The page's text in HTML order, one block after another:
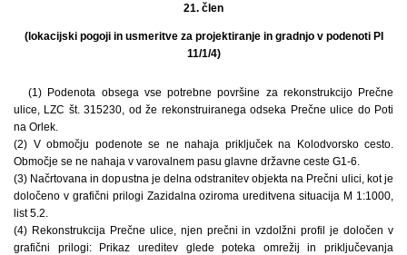
21. člen
(lokacijski pogoji in usmeritve za projektiranje in gradnjo v podenoti PI
11/1/4)
(1) Podenota obsega vse potrebne površine za rekonstrukcijo Prečne
ulice, LZC št. 315230, od že rekonstruiranega odseka Prečne ulice do Poti
na Orlek.
(2) V območju podenote se ne nahaja priključek na Kolodvorsko cesto.
Območje se ne nahaja v varovalnem pasu glavne državne ceste G1-6.
(3) Načrtovana in dopustna je delna odstranitev objekta na Prečni ulici, kot je
določeno v grafični prilogi Zazidalna oziroma ureditvena situacija M 1:1000,
list 5.2.
(4) Rekonstrukcija Prečne ulice, njen prečni in vzdolžni profil je določen v
grafični prilogi: Prikaz ureditev glede poteka omrežij in priključevanja